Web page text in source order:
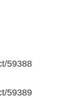
59388
59389